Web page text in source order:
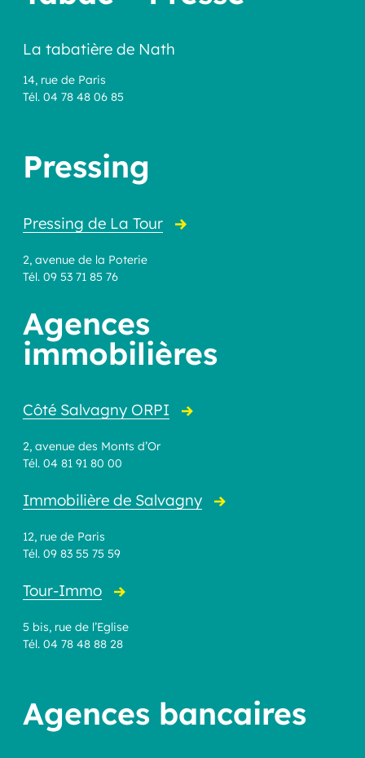
La tabatière de Nath
14, rue de Paris
Tél. 04 78 48 06 85
Pressing
Pressing de La Tour
2, avenue de la Poterie
Tél. 09 53 71 85 76
Agences
immobilières
Côté Salvagny ORPI
2, avenue des Monts d’Or
Tél. 04 81 91 80 00
Immobilière de Salvagny
12, rue de Paris
Tél. 09 83 55 75 59
Tour-Immo
5 bis, rue de l’Eglise
Tél. 04 78 48 88 28
Agences bancaires
Liste des assistant(e)s maternel(le)s